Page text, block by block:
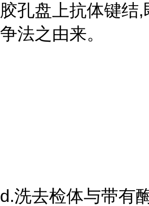
胶孔盘上抗体键结,
争法之由来。
d.洗去检体与带有